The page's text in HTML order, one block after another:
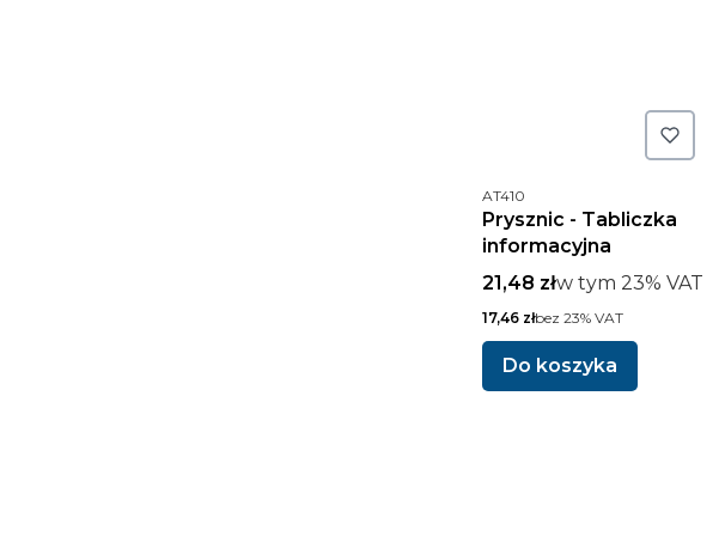
Kod produktu
AT410
Prysznic - Tabliczka
informacyjna
Cena brutto
21,48 złw tym %s VAT
w tym 23% VAT
Cena netto
17,46 złbez 23% VAT
Do koszyka